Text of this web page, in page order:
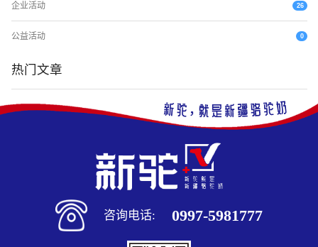
企业活动 26
公益活动 0
热门文章
咨询电话: 0997-5981777